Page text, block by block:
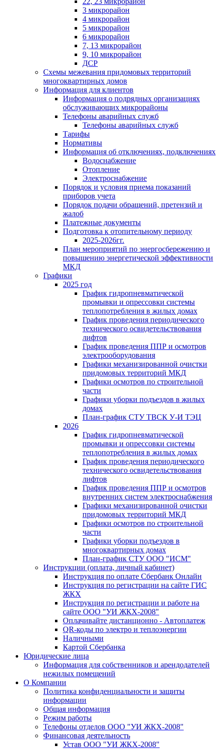
3 микрорайон
4 микрорайон
5 микрорайон
6 микрорайон
7, 13 микрорайон
9, 10 микрорайон
ДСР
Схемы межевания придомовых территорий
многоквартирных домов
Информация для клиентов
Информация о подрядных организациях
обслуживающих микрорайоны
Телефоны аварийных служб
Телефоны аварийных служб
Тарифы
Нормативы
Информация об отключениях, подключениях
Водоснабжение
Отопление
Электроснабжение
Порядок и условия приема показаний
приборов учета
Порядок подачи обращений, претензий и
жалоб
Платежные документы
Подготовка к отопительному периоду
2025-2026гг.
План мероприятий по энергосбережению и
повышению энергетической эффективности
МКД
Графики
2025 год
График гидропневматической
промывки и опрессовки системы
теплопотребления в жилых домах
График проведения периодического
технического освидетельствования
лифтов
График проведения ППР и осмотров
электрооборудования
Графики механизированной очистки
придомовых территорий МКД
Графики осмотров по строительной
части
Графики уборки подъездов в жилых
домах
План-график СТУ ТВСК У-И ТЭЦ
2026
График гидропневматической
промывки и опрессовки системы
теплопотребления в жилых домах
График проведения периодического
технического освидетельствования
лифтов
График проведения ППР и осмотров
внутренних систем электроснабжения
Графики механизированной очистки
придомовых территорий МКД
Графики осмотров по строительной
части
Графики уборки подъездов в
многоквартирных домах
План-график СТУ ООО "ИСМ"
Инструкции (оплата, личный кабинет)
Инструкция по оплате Сбербанк Онлайн
Инструкция по регистрации на сайте ГИС
ЖКХ
Инструкция по регистрации и работе на
сайте ООО "УИ ЖКХ-2008"
Оплачивайте дистанционно - Автоплатеж
QR-коды по электро и теплоэнергии
Наличными
Картой Сбербанка
Юридические лица
Информация для собственников и арендодателей
нежилых помещений
О Компании
Политика конфиденциальности и защиты
информации
Общая информация
Режим работы
Телефоны отделов ООО "УИ ЖКХ-2008"
Финансовая деятельность
Устав ООО "УИ ЖКХ-2008"